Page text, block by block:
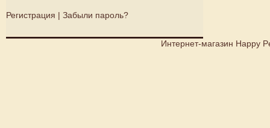
Регистрация | Забыли пароль?
Интернет-магазин Happy